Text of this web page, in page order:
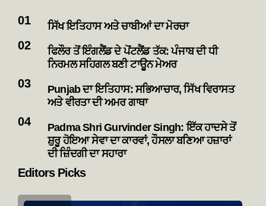
ਸਿੱਖ ਇਤਿਹਾਸ ਅਤੇ ਚਾਬੀਆਂ ਦਾ ਮੋਰਚਾ
ਫਿਲੌਰ ਤੋਂ ਇੰਗਲੈਂਡ ਦੇ ਪੋਂਟਲੈਂਡ ਤੱਕ: ਪੰਜਾਬ ਦੀ ਧੀ
ਨਿਰਮਲ ਸਹਿਗਲ ਬਣੀ ਟਾਊਨ ਮੇਅਰ
Punjab ਦਾ ਇਤਿਹਾਸ: ਸਭਿਆਚਾਰ, ਸਿੱਖ ਵਿਰਾਸਤ
ਅਤੇ ਵੀਰਤਾ ਦੀ ਅਮਰ ਗਾਥਾ
Padma Shri Gurvinder Singh: ਇੱਕ ਹਾਦਸੇ ਤੋਂ
ਸ਼ੁਰੂ ਹੋਇਆ ਸੇਵਾ ਦਾ ਕਾਰਵਾਂ, ਹੌਸਲਾ ਬਣਿਆ ਹਜ਼ਾਰਾਂ
ਦੀ ਜ਼ਿੰਦਗੀ ਦਾ ਸਹਾਰਾ
Editors Picks